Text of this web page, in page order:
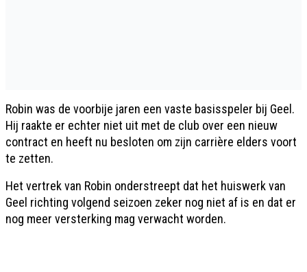
Robin was de voorbije jaren een vaste basisspeler bij Geel.
Hij raakte er echter niet uit met de club over een nieuw
contract en heeft nu besloten om zijn carrière elders voort
te zetten.
Het vertrek van Robin onderstreept dat het huiswerk van
Geel richting volgend seizoen zeker nog niet af is en dat er
nog meer versterking mag verwacht worden.